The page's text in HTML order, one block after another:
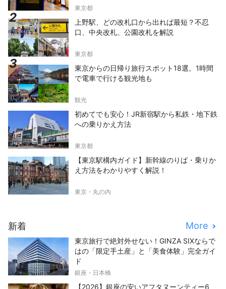
東京都
上野駅、どの改札口から出れば最短？不忍
口、中央改札、公園改札を解説
東京都
東京からの日帰り旅行スポット18選。1時間
で電車で行ける観光地も
観光
初めてでも安心！JR新宿駅から私鉄・地下鉄
への乗りかえ方法
東京都
【東京駅構内ガイド】新幹線のりば・乗りか
え方法をわかりやすく解説！
東京・丸の内
新着 More
東京旅行で絶対外せない！GINZA SIXならで
はの「限定手土産」と「美食体験」完全ガイ
ド
銀座・日本橋
【2026】銀座の安いアフタヌーンティー6